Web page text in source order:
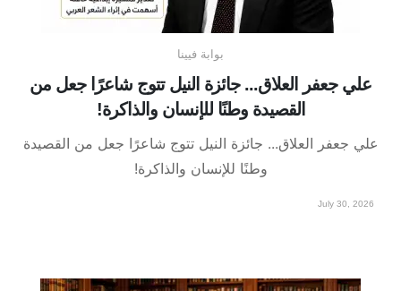
بوابة فيينا
علي جعفر العلاق... جائزة النيل تتوج شاعرًا جعل من
القصيدة وطنًا للإنسان والذاكرة!
علي جعفر العلاق... جائزة النيل تتوج شاعرًا جعل من القصيدة
وطنًا للإنسان والذاكرة!
July 30, 2026